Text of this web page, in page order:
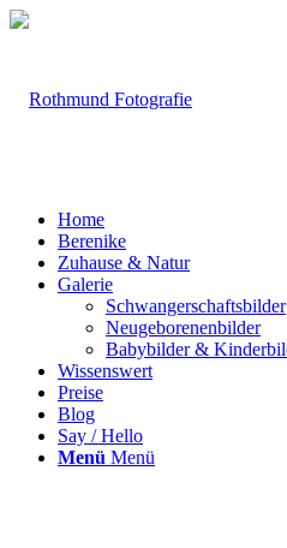
Home
Berenike
Zuhause & Natur
Galerie
Schwangerschaftsbilder
Neugeborenenbilder
Babybilder &
Wissenswert
Preise
Blog
Say / Hello
Menü Menü